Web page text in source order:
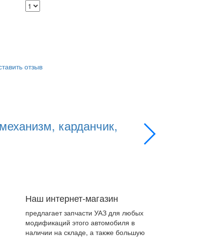
отзыв
карданчик,
Наш интернет-магазин
предлагает запчасти УАЗ для любых
модификаций этого автомобиля в
наличии на складе, а также большую